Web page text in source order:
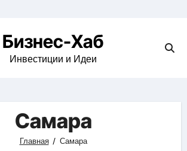
Бизнес-Хаб
Инвестиции и Идеи
Самара
Главная Самара